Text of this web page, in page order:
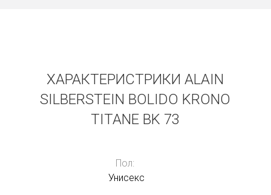
ХАРАКТЕРИСТРИКИ ALAIN
SILBERSTEIN BOLIDO KRONO
TITANE BK 73
Пол:
Унисекс